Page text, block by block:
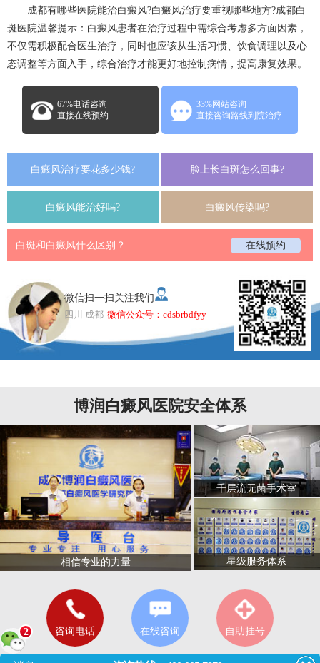
成都有哪些医院能治白癜风?白癜风治疗要重视哪些地方?成都白
斑医院温馨提示：白癜风患者在治疗过程中需综合考虑多方面因素，
不仅需积极配合医生治疗，同时也应该从生活习惯、饮食调理以及心
态调整等方面入手，综合治疗才能更好地控制病情，提高康复效果。
67%电话咨询
直接在线预约
33%网站咨询
直接咨询路线到院治疗
白癜风治疗要花多少钱? 脸上长白斑怎么回事?
白癜风能治好吗? 白癜风传染吗?
白斑和白癜风什么区别？ 在线预约
微信扫一扫关注我们
四川 成都 微信公众号：cdsbrbdfyy
博润白癜风医院安全体系
相信专业的力量
千层流无菌手术室
星级服务体系
咨询电话 在线咨询 自助挂号
2